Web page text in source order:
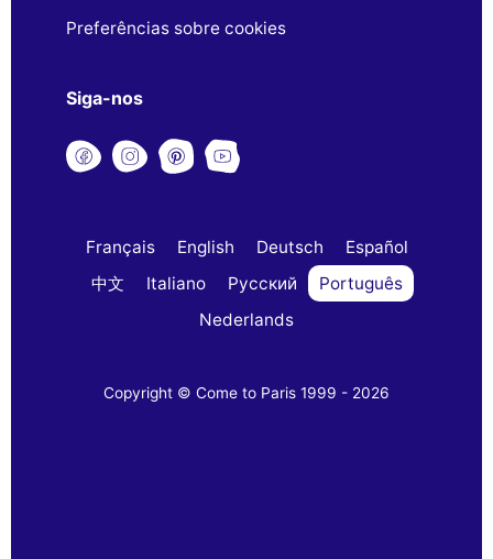
Preferências sobre cookies
Siga-nos
Français English Deutsch
Español
中文
Italiano Русский
Português
Nederlands
Copyright © Come to Paris 1999 - 2026